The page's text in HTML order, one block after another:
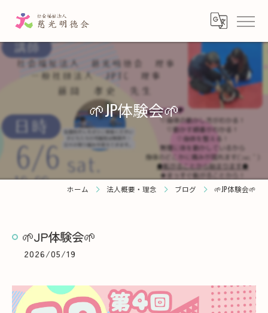
🌱JP体験会🌱
ホーム 法人概要・理念 ブログ 🌱JP体験会🌱
🌱JP体験会🌱
2026/05/19